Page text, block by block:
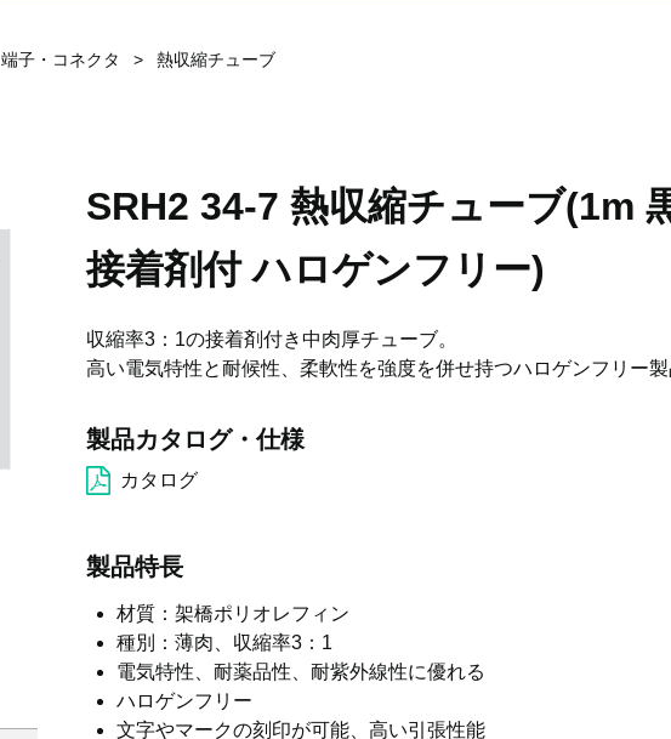
端子・コネクタ > 熱収縮チューブ
SRH2 34-7 熱収縮チューブ(1m
接着剤付 ハロゲンフリー)
収縮率3：1の接着剤付き中肉厚チューブ。
高い電気特性と耐候性、柔軟性を強度を併せ持つハロゲンフリー
製品カタログ・仕様
カタログ
製品特長
材質：架橋ポリオレフィン
種別：薄肉、収縮率3：1
電気特性、耐薬品性、耐紫外線性に優れる
ハロゲンフリー
文字やマークの刻印が可能、高い引張性能